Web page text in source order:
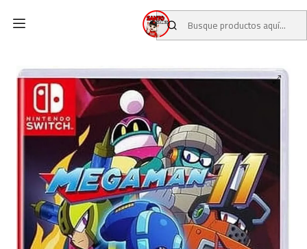
JUEGOS USADOS JUEGOS NINTENDO SWITCH
Mega Man 11 USADO